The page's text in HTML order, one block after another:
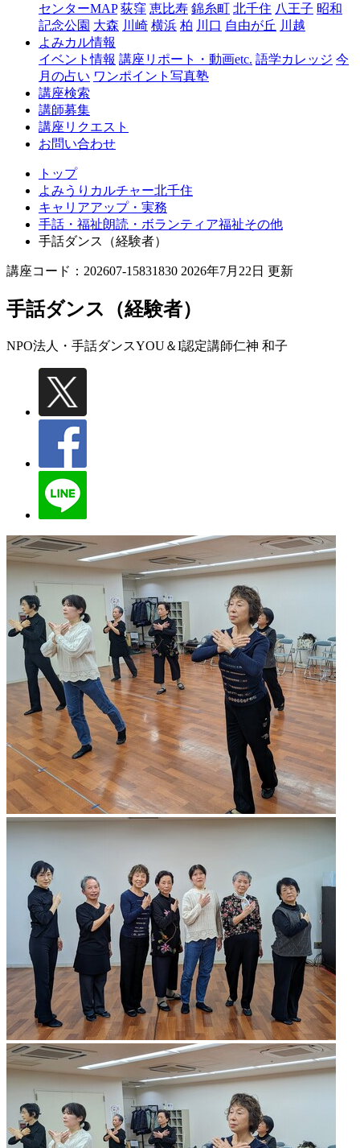
千
センターMAP 荻窪 恵比寿 錦糸町 北千住 八王子 昭和
記念公園 大森 川崎 横浜 柏 川口 自由が丘 川越
よみカル情報
イベント情報 講座リポート・動画etc. 語学カレッジ 今
月の占い ワンポイント写真塾
講座検索
講師募集
講座リクエスト
お問い合わせ
トップ
よみうりカルチャー北千住
キャリアアップ・実務
手話・福祉朗読・ボランティア福祉その他
手話ダンス（経験者）
講座コード：202607-15831830 2026年7月22日 更新
手話ダンス（経験者）
NPO法人・手話ダンスYOU＆I認定講師仁神 和子